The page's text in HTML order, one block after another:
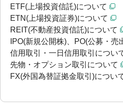
ETF(上場投資信託)について
ETN(上場投資証券)について
REIT(不動産投資信託)について
IPO(新規公開株)、PO(公募・売
信用取引・一日信用取引につい
先物・オプション取引について
FX(外国為替証拠金取引)につい